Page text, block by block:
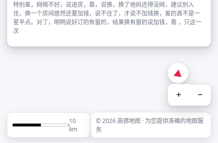
特别差，网络不好，说退房，靠，说换，换了他妈还得没网，建议别入
住，换一个房间居然还要加钱，说不住了，才说不加钱换，差的真不是一
星半点。对了，明明说好订的有窗的，结果换有窗的说加钱，靠 ，只这一
次
+ −
10
km
© 2026 高德地图 · 为您提供准确的地图服
务